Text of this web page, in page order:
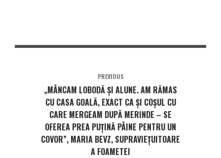
PREVIOUS
„MÂNCAM LOBODĂ ȘI ALUNE. AM RĂMAS
CU CASA GOALĂ, EXACT CA ȘI COȘUL CU
CARE MERGEAM DUPĂ MERINDE – SE
OFEREA PREA PUȚINĂ PÂINE PENTRU UN
COVOR”, MARIA BEVZ, SUPRAVIEȚUITOARE
A FOAMETEI